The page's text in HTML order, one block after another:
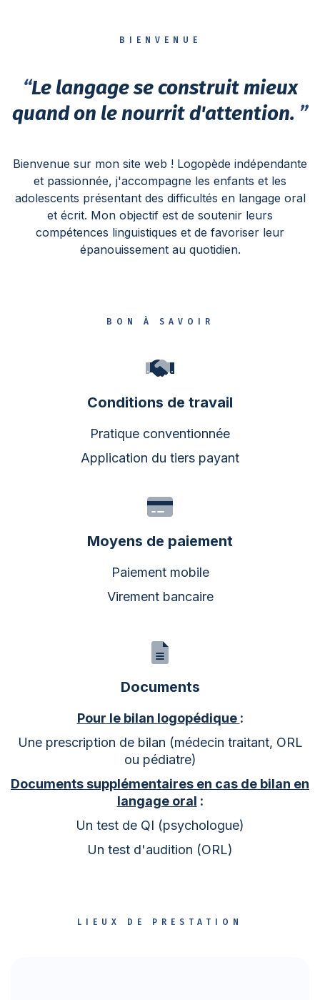
BIENVENUE
“Le langage se construit mieux
quand on le nourrit d'attention. ”
Bienvenue sur mon site web ! Logopède indépendante
et passionnée, j'accompagne les enfants et les
adolescents présentant des difficultés en langage oral
et écrit. Mon objectif est de soutenir leurs
compétences linguistiques et de favoriser leur
épanouissement au quotidien.
BON À SAVOIR
Conditions de travail
Pratique conventionnée
Application du tiers payant
Moyens de paiement
Paiement mobile
Virement bancaire
Documents
Pour le bilan logopédique :
Une prescription de bilan (médecin traitant, ORL
ou pédiatre)
Documents supplémentaires en cas de bilan en
langage oral :
Un test de QI (psychologue)
Un test d'audition (ORL)
LIEUX DE PRESTATION